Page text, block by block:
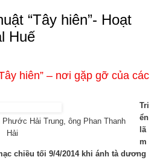
“Tây hiên”- Hoạt
Huế
hiên” – nơi gặp gỡ của các
Hải Trung, ông Phan Thanh
Hải
Tri
ển
lã
m
chiều tối 9/4/2014 khi ánh tà dương